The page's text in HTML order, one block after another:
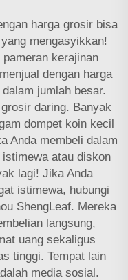
harga grosir bisa
mengasyikkan!
kerajinan
dengan harga
jumlah besar.
daring. Banyak
dompet koin kecil
Anda membeli dalam
atau diskon
lagi! Jika Anda
istimewa, hubungi
ShengLeaf. Mereka
langsung,
uang sekaligus
tinggi. Tempat lain
media sosial.